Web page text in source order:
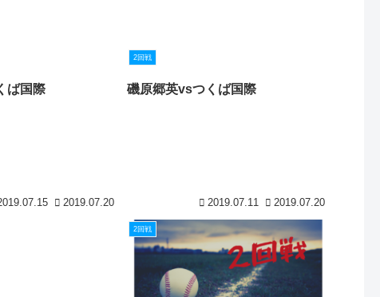
ば国際
2019.07.20
2回戦
磯原郷英vsつくば国際
2019.07.11 2019.07.20
2回戦